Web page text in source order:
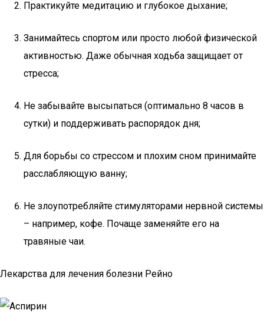
Практикуйте медитацию и глубокое дыхание;
Занимайтесь спортом или просто любой физической
активностью. Даже обычная ходьба защищает от
стресса;
Не забывайте высыпаться (оптимально 8 часов в
сутки) и поддерживать распорядок дня;
Для борьбы со стрессом и плохим сном принимайте
расслабляющую ванну;
Не злоупотребляйте стимуляторами нервной системы
– например, кофе. Почаще заменяйте его на
травяные чаи.
Лекарства для лечения болезни Рейно